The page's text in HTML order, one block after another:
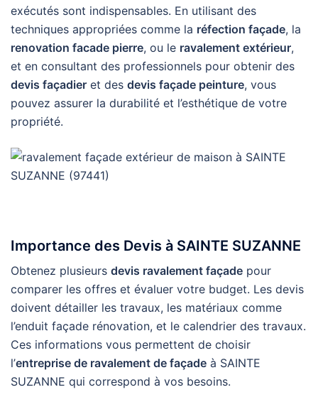
exécutés sont indispensables. En utilisant des
techniques appropriées comme la réfection façade, la
renovation facade pierre, ou le ravalement extérieur,
et en consultant des professionnels pour obtenir des
devis façadier et des devis façade peinture, vous
pouvez assurer la durabilité et l’esthétique de votre
propriété.
Importance des Devis à SAINTE SUZANNE
Obtenez plusieurs devis ravalement façade pour
comparer les offres et évaluer votre budget. Les devis
doivent détailler les travaux, les matériaux comme
l’enduit façade rénovation, et le calendrier des travaux.
Ces informations vous permettent de choisir
l’entreprise de ravalement de façade à SAINTE
SUZANNE qui correspond à vos besoins.